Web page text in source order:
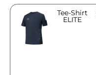
Tee-Shirt
ELITE